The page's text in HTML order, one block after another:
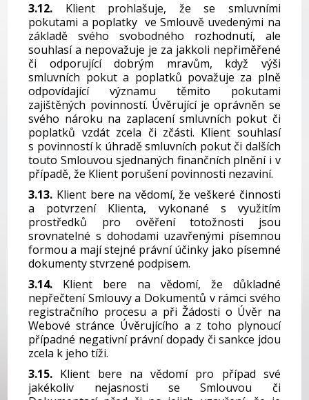
3.12. Klient prohlašuje, že se smluvními
pokutami a poplatky ve Smlouvě uvedenými na
základě svého svobodného rozhodnutí, ale
souhlasí a nepovažuje je za jakkoli nepřiměřené
či odporující dobrým mravům, když výši
smluvních pokut a poplatků považuje za plně
odpovídající významu těmito pokutami
zajištěných povinností. Úvěrující je oprávněn se
svého nároku na zaplacení smluvních pokut či
poplatků vzdát zcela či zčásti. Klient souhlasí
s povinností k úhradě smluvních pokut či dalších
touto Smlouvou sjednaných finančních plnění i v
případě, že Klient porušení povinnosti nezaviní.
3.13. Klient bere na vědomí, že veškeré činnosti
a potvrzení Klienta, vykonané s využitím
prostředků pro ověření totožnosti jsou
srovnatelné s dohodami uzavřenými písemnou
formou a mají stejné právní účinky jako písemné
dokumenty stvrzené podpisem.
3.14. Klient bere na vědomí, že důkladné
nepřečtení Smlouvy a Dokumentů v rámci svého
registračního procesu a při Žádosti o Úvěr na
Webové stránce Úvěrujícího a z toho plynoucí
případné negativní právní dopady či sankce jdou
zcela k jeho tíži.
3.15. Klient bere na vědomí pro případ své
jakékoliv nejasnosti se Smlouvou či